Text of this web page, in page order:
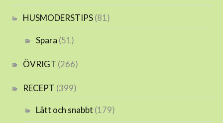
HUSMODERSTIPS(81)
Spara (51)
ÖVRIGT (266)
RECEPT (399)
Lätt och snabbt (179)